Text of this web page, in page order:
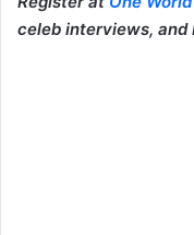
celeb interviews, and